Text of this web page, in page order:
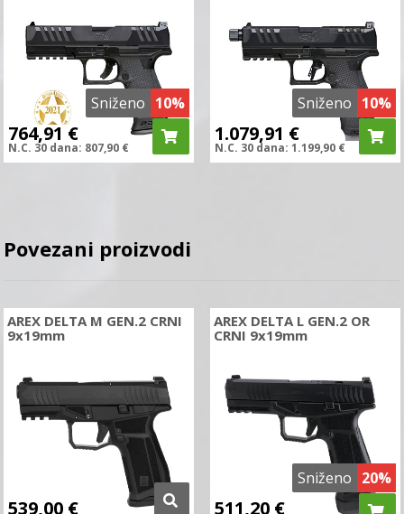
Sniženo 10%
764,91 €
N.C. 30 dana: 807,90 €
Sniženo 10%
1.079,91 €
N.C. 30 dana: 1.199,90 €
Povezani proizvodi
AREX DELTA M GEN.2 CRNI
9x19mm
539,00 €
Sniženo 20%
AREX DELTA L GEN.2 OR
CRNI 9x19mm
511,20 €